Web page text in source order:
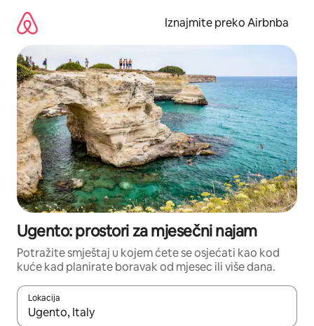
sadržaj
Iznajmite preko Airbnba
Ugento: prostori za mjesečni najam
Potražite smještaj u kojem ćete se osjećati kao kod
kuće kad planirate boravak od mjesec ili više dana.
Lokacija
Kada budu dostupni rezultati, moći ćete ih pregledati